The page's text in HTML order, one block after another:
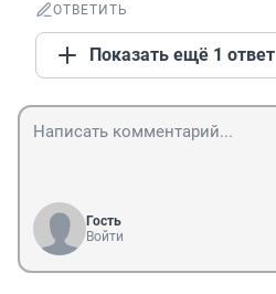
ОТВЕТИТЬ
Показать ещё 1 ответ
Гость
Войти